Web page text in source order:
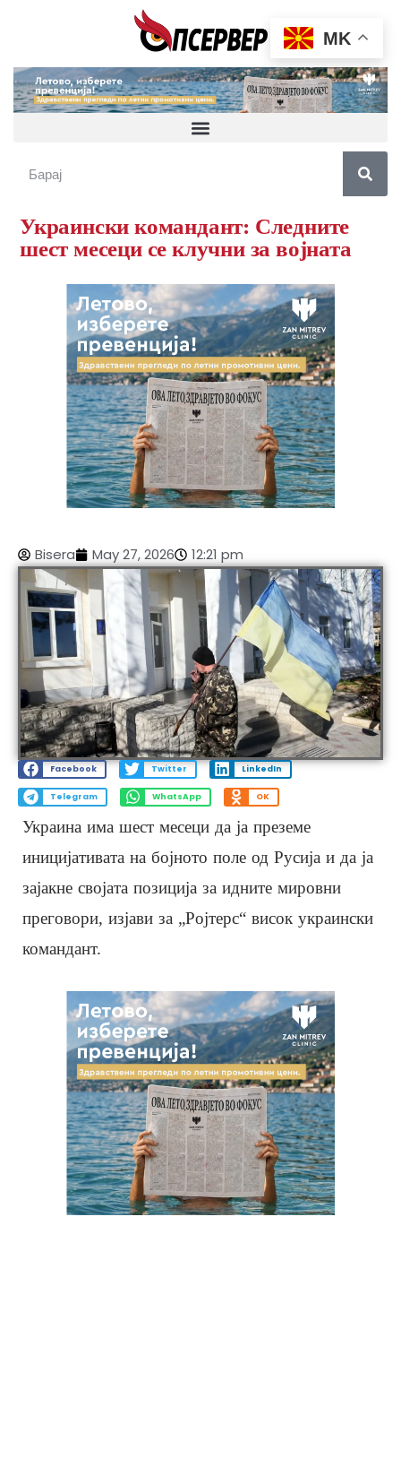
Украински командант: Следните
шест месеци се клучни за војната
Bisera May 27, 2026 12:21 pm
Facebook Twitter LinkedIn
Telegram WhatsApp OK
Украина има шест месеци да ја преземе
иницијативата на бојното поле од Русија и да ја
зајакне својата позиција за идните мировни
преговори, изјави за „Ројтерс“ висок украински
командант.
MK